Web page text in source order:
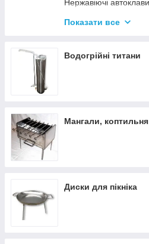
Нержавіючі
Промислові автоклави
Комплектуючі для
Показати все
Водогрійні титани
Мангали, коптильня
Диски для пікніка